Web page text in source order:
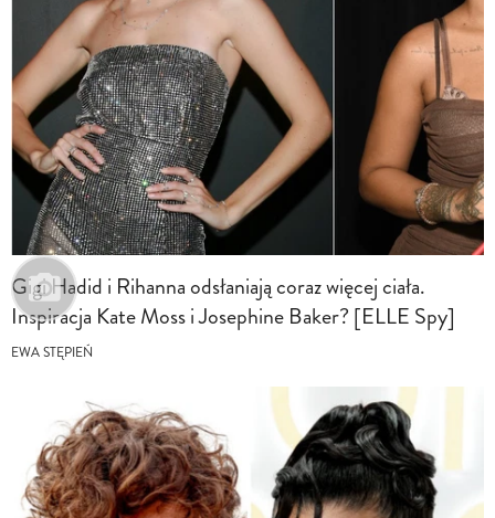
Gigi Hadid i Rihanna odsłaniają coraz więcej ciała.
Inspiracja Kate Moss i Josephine Baker? [ELLE Spy]
EWA STĘPIEŃ